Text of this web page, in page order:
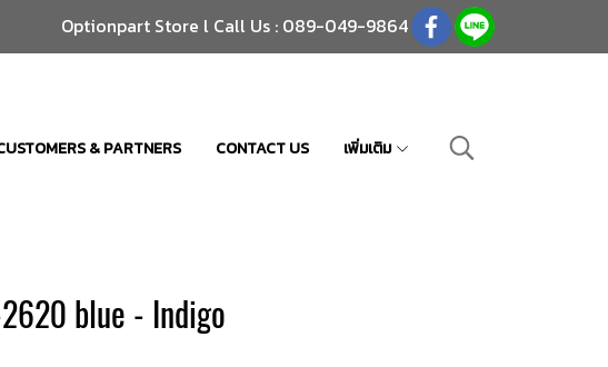
Optionpart Store l Call Us : 089-049-9864
& PARTNERS CONTACT US เพิ่มเติม
blue - Indigo